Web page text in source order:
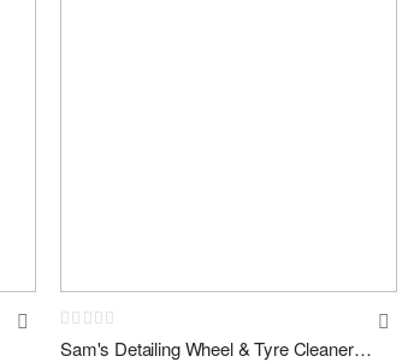
Rating:
0% Sam's Detailing Wheel & Tyre Cleaner Expert - Reifen- & Felgenreiniger 5L Kanister